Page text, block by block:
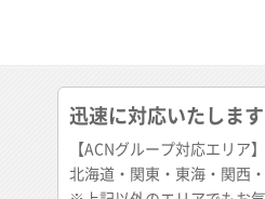
迅速に対応いたしま
【ACNグループ対応エリア】
北海道・関東・東海・関西